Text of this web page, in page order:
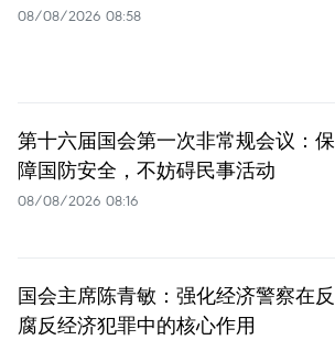
08/08/2026 08:58
第十六届国会第一次非常规会议：保
障国防安全，不妨碍民事活动
08/08/2026 08:16
国会主席陈青敏：强化经济警察在反
腐反经济犯罪中的核心作用